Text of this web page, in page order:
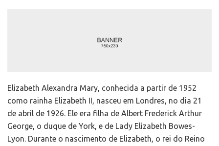
Elizabeth Alexandra Mary, conhecida a partir de 1952
como rainha Elizabeth II, nasceu em Londres, no dia 21
de abril de 1926. Ele era filha de Albert Frederick Arthur
George, o duque de York, e de Lady Elizabeth Bowes-
Lyon. Durante o nascimento de Elizabeth, o rei do Reino